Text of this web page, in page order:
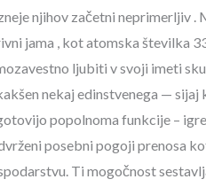
njihov začetni neprimerljiv .
jama , kot atomska številka
ljubiti v svoji imeti
nekaj edinstvenega —
popolnoma funkcije –
posebni pogoji prenosa
Ti mogočnost